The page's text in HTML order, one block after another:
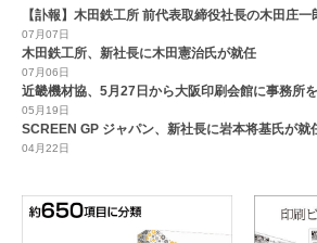
【訃報】木田鉄工所 前代表取締役社長の木田庄一
07月07日
木田鉄工所、新社長に木田憲治氏が就任
07月06日
近畿機材協、5月27日から大阪印刷会館に事務所
05月19日
SCREEN GP ジャパン、新社長に岩本将基氏が就
04月22日